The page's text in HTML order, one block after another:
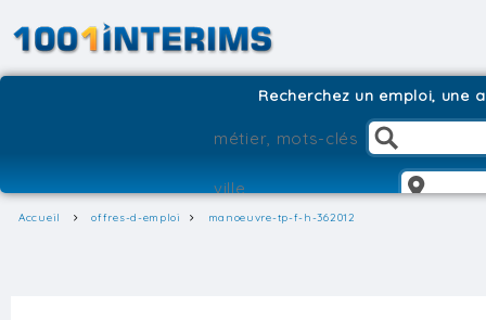
Recherchez un emploi, une
Accueil offres-d-emploi manoeuvre-tp-f-h-362012